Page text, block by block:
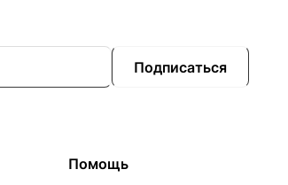
Подписаться
Помощь